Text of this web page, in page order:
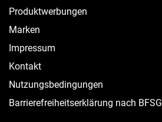
Produktwerbungen
Marken
Impressum
Kontakt
Nutzungsbedingungen
Barrierefreiheitserklärung nach BFSG